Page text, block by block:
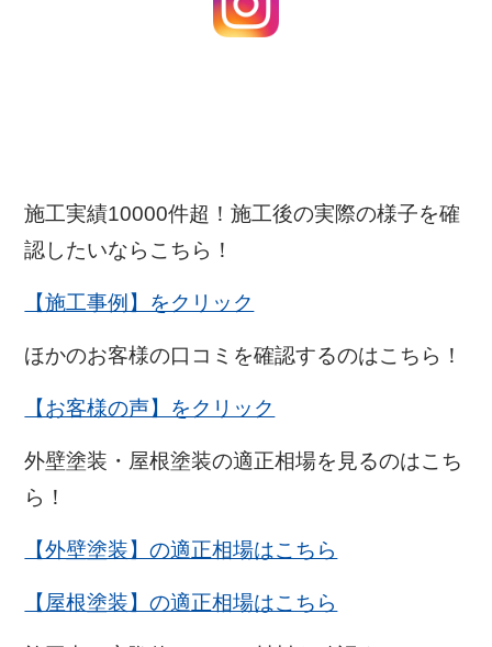
施工実績10000件超！施工後の実際の様子を確
認したいならこちら！
【施工事例】をクリック
ほかのお客様の口コミを確認するのはこちら！
【お客様の声】をクリック
外壁塗装・屋根塗装の適正相場を見るのはこち
ら！
【外壁塗装】の適正相場はこちら
【屋根塗装】の適正相場はこちら